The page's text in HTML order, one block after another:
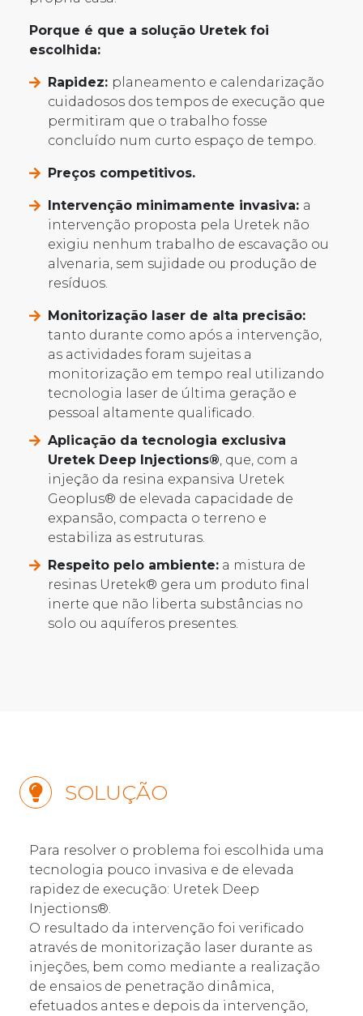
Porque é que a solução Uretek foi
escolhida:
Rapidez: planeamento e calendarização
cuidadosos dos tempos de execução que
permitiram que o trabalho fosse
concluído num curto espaço de tempo.
Preços competitivos.
Intervenção minimamente invasiva: a
intervenção proposta pela Uretek não
exigiu nenhum trabalho de escavação ou
alvenaria, sem sujidade ou produção de
resíduos.
Monitorização laser de alta precisão:
tanto durante como após a intervenção,
as actividades foram sujeitas a
monitorização em tempo real utilizando
tecnologia laser de última geração e
pessoal altamente qualificado.
Aplicação da tecnologia exclusiva
Uretek Deep Injections®, que, com a
injeção da resina expansiva Uretek
Geoplus® de elevada capacidade de
expansão, compacta o terreno e
estabiliza as estruturas.
Respeito pelo ambiente: a mistura de
resinas Uretek® gera um produto final
inerte que não liberta substâncias no
solo ou aquíferos presentes.
SOLUÇÃO
Para resolver o problema foi escolhida uma
tecnologia pouco invasiva e de elevada
rapidez de execução: Uretek Deep
Injections®.
O resultado da intervenção foi verificado
através de monitorização laser durante as
injeções, bem como mediante a realização
de ensaios de penetração dinâmica,
efetuados antes e depois da intervenção,